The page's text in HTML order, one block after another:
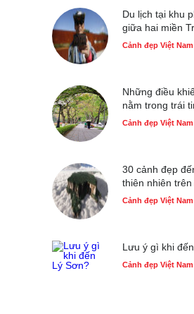
Du lịch tại khu
giữa hai miền
Cảnh đẹp Việt Nam
Những điều
nằm trong trái
Cảnh đẹp Việt Nam
30 cảnh đẹp
thiên nhiên
Cảnh đẹp Việt Nam
Lưu ý gì khi
Cảnh đẹp Việt Nam